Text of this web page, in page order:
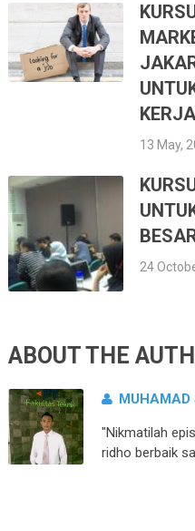
KERJA
13 May,
24
ABOUT THE
MUHAMAD
"Nikmatilah
ridho berbaik